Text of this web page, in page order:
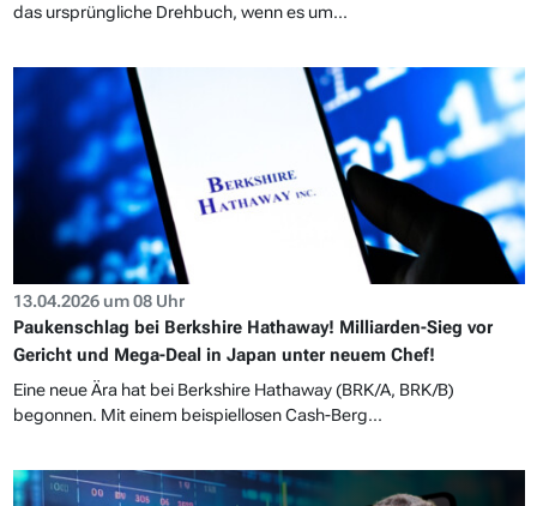
das ursprüngliche Drehbuch, wenn es um...
13.04.2026 um 08 Uhr
Paukenschlag bei Berkshire Hathaway! Milliarden-Sieg vor
Gericht und Mega-Deal in Japan unter neuem Chef!
Eine neue Ära hat bei Berkshire Hathaway (BRK/A, BRK/B)
begonnen. Mit einem beispiellosen Cash-Berg...